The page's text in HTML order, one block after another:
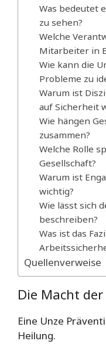
Was bedeutet
zu sehen?
Welche
Mitarbeiter in
Wie kann die
Probleme zu
Warum ist
auf Sicherheit
Wie hängen
zusammen?
Welche Rolle
Gesellschaft?
Warum ist
wichtig?
Wie lässt sich
beschreiben?
Was ist das
Quellenverweise
Die Macht
Eine Unze
Heilung.